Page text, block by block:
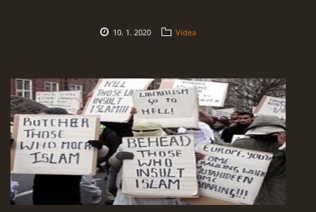
10. 1. 2020 Videa